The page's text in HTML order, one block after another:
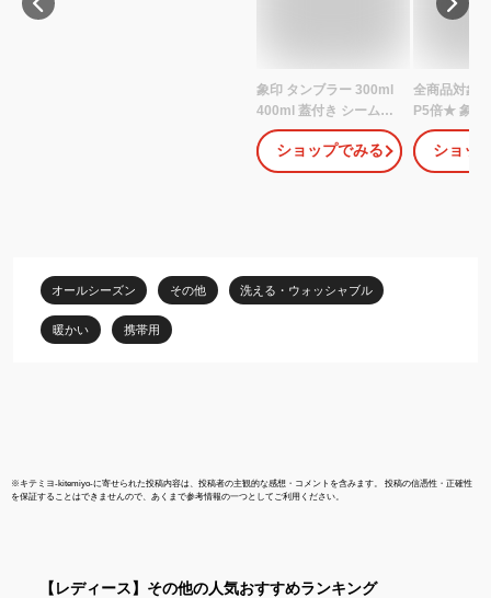
象印 タンブラー 300ml
400ml 蓋付き シームレ
ス 持ち運び こぼれない
密閉 食洗機対応 保温 保
冷 おしゃれ かわいい 広
400 SX-JS30 SX-JS40
ショップでみる
全商品対象
P5倍★ 象印
レスせん 食
ャリータン
RS50
ショッ
オールシーズン その他 洗える・ウォッシャブル
暖かい 携帯用
※キテミヨ-kitemiyo-に寄せられた投稿内容は、投稿者の主観的な感想・コメントを含みます。 投稿の信憑性・正確性
を保証することはできませんので、あくまで参考情報の一つとしてご利用ください。
【レディース】 その他の人気おすすめランキング